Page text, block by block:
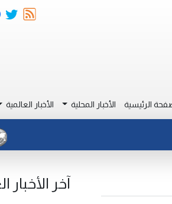
الرئيسية الأخبار المحلية الأخبار العالمية
آخر الأخبار